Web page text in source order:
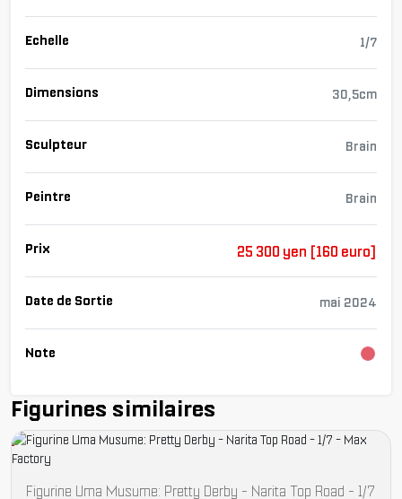
Echelle 1/7
Dimensions 30,5cm
Sculpteur Brain
Peintre Brain
Prix 25 300 yen [160 euro]
Date de Sortie mai 2024
Note
Figurines similaires
Figurine Uma Musume: Pretty Derby - Narita Top Road - 1/7